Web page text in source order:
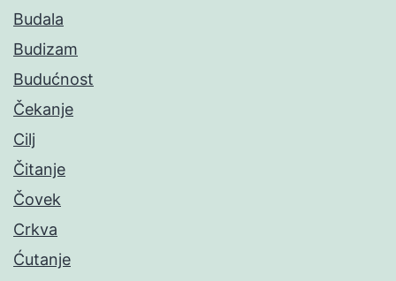
Budala
Budizam
Budućnost
Čekanje
Cilj
Čitanje
Čovek
Crkva
Ćutanje